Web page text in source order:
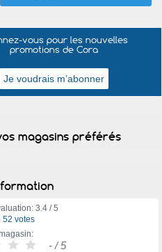
vous pour les nouvelles
promotions de Cora
magasins préférés
3.4 /5
52 votes
- / 5